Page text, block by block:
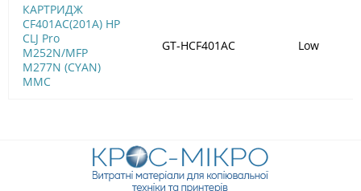
КАРТРИДЖ
CF401AC(201A) HP
СLJ Pro
M252N/MFP
M277N (CYAN)
MMC
GT-HCF401AC Low